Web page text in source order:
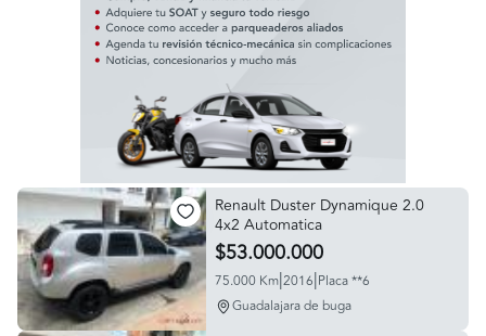
Renault Duster Dynamique 2.0
4x2 Automatica
$53.000.000
75.000 Km|2016|Placa **6
Guadalajara de buga